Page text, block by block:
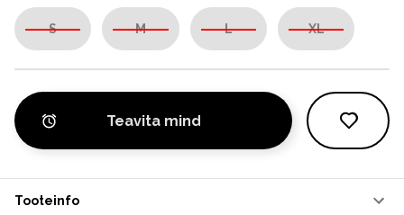
S M L XL
Teavita mind
Tooteinfo